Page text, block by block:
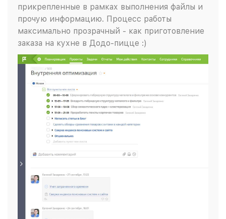
прикрепленные в рамках выполнения файлы и
прочую информацию. Процесс работы
максимально прозрачный - как приготовление
заказа на кухне в Додо-пицце :)